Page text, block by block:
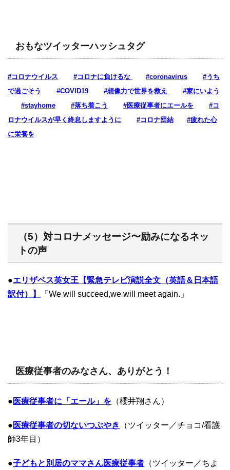
おもなツイッターハッシュタグ
#コロナウイルス #コロナに負けるな #coronavirus
#うち
で過ごそう
#COVID19 #想像力で世界を救え
#家にいよう
#stayhome
#落ち着こう #医療従事者にエールを
#コ
ロナウイルスが早く終息しますように
#コロナ団結
#疲れた心
に栄養を
（5）対コロナメッセージ〜励みになるネッ
トの声
●エリザベス英女王【緊急テレビ演説全文（英語＆日本語
訳付）】
「We will succeed,we will meet again.」
医療従事者のみなさん、ありがとう！
● 医療従事者に「エール」を （櫻井翔さん）
● 医療従事者の切ないつぶやき
（ツイッター／チョコ/看護
師3年目）
●子どもと別居のママさん医療従事者 （ツイッター／ちよ